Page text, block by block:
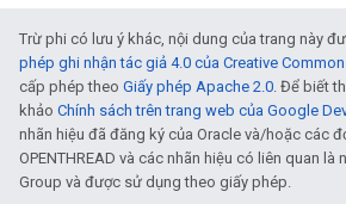
Trừ phi có lưu ý khác, nội dung của trang này
phép ghi nhận tác giả 4.0 của Creative
cấp phép theo Giấy phép Apache 2.0. Để biết
khảo Chính sách trên trang web của Google
nhãn hiệu đã đăng ký của Oracle và/hoặc các
OPENTHREAD và các nhãn hiệu có liên quan là
Group và được sử dụng theo giấy phép.